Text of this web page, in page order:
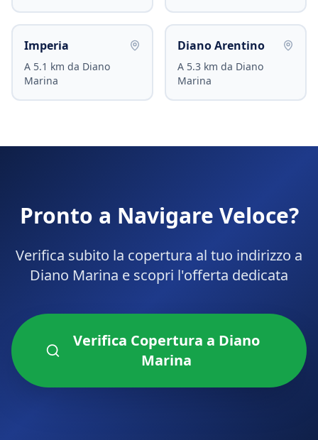
Imperia
A 5.1 km da Diano
Marina
Diano Arentino
A 5.3 km da Diano
Marina
Pronto a Navigare Veloce?
Verifica subito la copertura al tuo indirizzo a
Diano Marina e scopri l'offerta dedicata
Verifica Copertura a Diano
Marina